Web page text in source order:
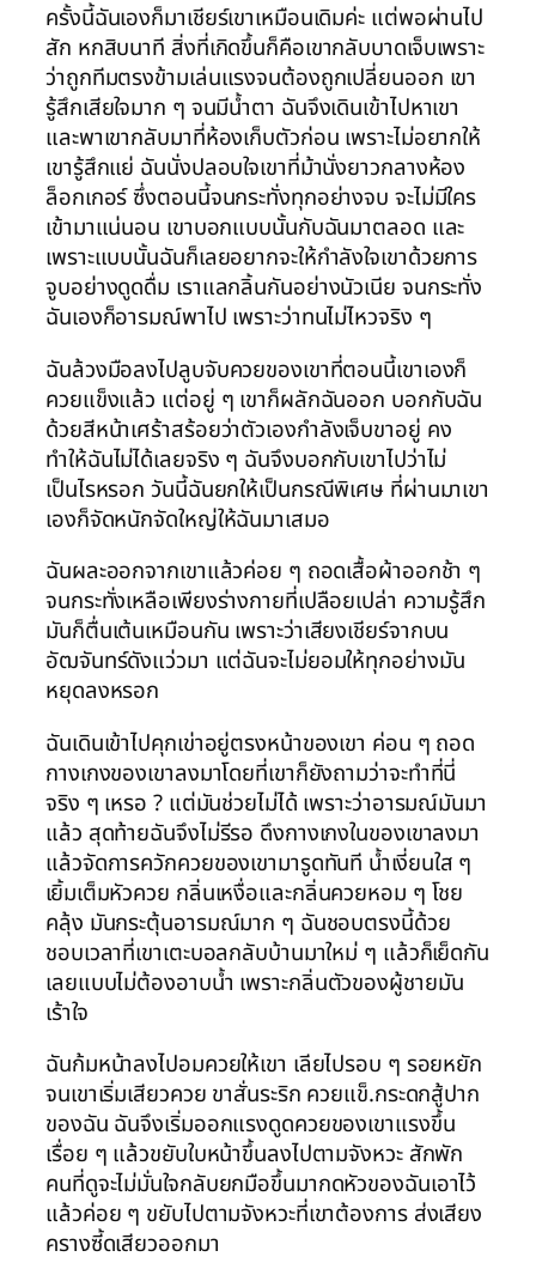
ครั้งนี้ฉันเองก็มาเชียร์เขาเหมือนเดิมค่ะ แต่พอผ่านไป
สัก หกสิบนาที สิ่งที่เกิดขึ้นก็คือเขากลับบาดเจ็บเพราะ
ว่าถูกทีมตรงข้ามเล่นแรงจนต้องถูกเปลี่ยนออก เขา
รู้สึกเสียใจมาก ๆ จนมีน้ำตา ฉันจึงเดินเข้าไปหาเขา
และพาเขากลับมาที่ห้องเก็บตัวก่อน เพราะไม่อยากให้
เขารู้สึกแย่ ฉันนั่งปลอบใจเขาที่ม้านั่งยาวกลางห้อง
ล็อกเกอร์ ซึ่งตอนนี้จนกระทั่งทุกอย่างจบ จะไม่มีใคร
เข้ามาแน่นอน เขาบอกแบบนั้นกับฉันมาตลอด และ
เพราะแบบนั้นฉันก็เลยอยากจะให้กำลังใจเขาด้วยการ
จูบอย่างดูดดื่ม เราแลกลิ้นกันอย่างนัวเนีย จนกระทั่ง
ฉันเองก็อารมณ์พาไป เพราะว่าทนไม่ไหวจริง ๆ
ฉันล้วงมือลงไปลูบจับควยของเขาที่ตอนนี้เขาเองก็
ควยแข็งแล้ว แต่อยู่ ๆ เขาก็ผลักฉันออก บอกกับฉัน
ด้วยสีหน้าเศร้าสร้อยว่าตัวเองกำลังเจ็บขาอยู่ คง
ทำให้ฉันไม่ได้เลยจริง ๆ ฉันจึงบอกกับเขาไปว่าไม่
เป็นไรหรอก วันนี้ฉันยกให้เป็นกรณีพิเศษ ที่ผ่านมาเขา
เองก็จัดหนักจัดใหญ่ให้ฉันมาเสมอ
ฉันผละออกจากเขาแล้วค่อย ๆ ถอดเสื้อผ้าออกช้า ๆ
จนกระทั่งเหลือเพียงร่างกายที่เปลือยเปล่า ความรู้สึก
มันก็ตื่นเต้นเหมือนกัน เพราะว่าเสียงเชียร์จากบน
อัฒจันทร์ดังแว่วมา แต่ฉันจะไม่ยอมให้ทุกอย่างมัน
หยุดลงหรอก
ฉันเดินเข้าไปคุกเข่าอยู่ตรงหน้าของเขา ค่อน ๆ ถอด
กางเกงของเขาลงมาโดยที่เขาก็ยังถามว่าจะทำที่นี่
จริง ๆ เหรอ ? แต่มันช่วยไม่ได้ เพราะว่าอารมณ์มันมา
แล้ว สุดท้ายฉันจึงไม่รีรอ ดึงกางเกงในของเขาลงมา
แล้วจัดการควักควยของเขามารูดทันที น้ำเงี่ยนใส ๆ
เยิ้มเต็มหัวควย กลิ่นเหงื่อและกลิ่นควยหอม ๆ โชย
คลุ้ง มันกระตุ้นอารมณ์มาก ๆ ฉันชอบตรงนี้ด้วย
ชอบเวลาที่เขาเตะบอลกลับบ้านมาใหม่ ๆ แล้วก็เย็ดกัน
เลยแบบไม่ต้องอาบน้ำ เพราะกลิ่นตัวของผู้ชายมัน
เร้าใจ
ฉันก้มหน้าลงไปอมควยให้เขา เลียไปรอบ ๆ รอยหยัก
จนเขาเริ่มเสียวควย ขาสั่นระริก ควยแข็.กระดกสู้ปาก
ของฉัน ฉันจึงเริ่มออกแรงดูดควยของเขาแรงขึ้น
เรื่อย ๆ แล้วขยับใบหน้าขึ้นลงไปตามจังหวะ สักพัก
คนที่ดูจะไม่มั่นใจกลับยกมือขึ้นมากดหัวของฉันเอาไว้
แล้วค่อย ๆ ขยับไปตามจังหวะที่เขาต้องการ ส่งเสียง
ครางซี้ดเสียวออกมา